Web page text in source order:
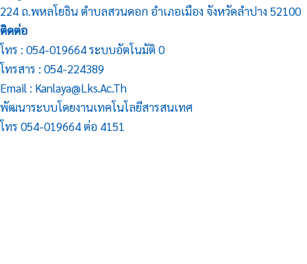
224 ถ.พหลโยธิน ตำบลสวนดอก อำเภอเมือง จังหวัดลำปาง 52100
ติดต่อ
โทร : 054-019664 ระบบอัตโนมัติ 0
โทรสาร : 054-224389
Email : Kanlaya@lks.ac.th
พัฒนาระบบโดยงานเทคโนโลยีสารสนเทศ
โทร 054-019664 ต่อ 4151